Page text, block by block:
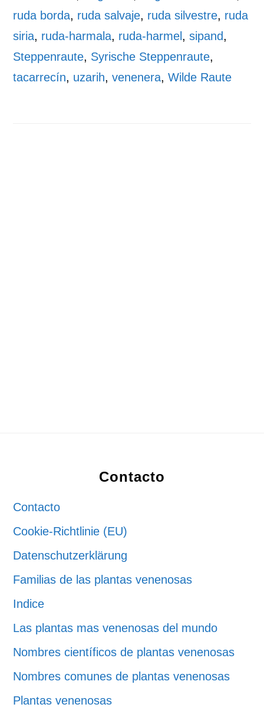
ruda borda, ruda salvaje, ruda silvestre, ruda
siria, ruda-harmala, ruda-harmel ,sipand,
Steppenraute, Syrische Steppenraute,
tacarrecín, uzarih,venenera,Wilde Raute
Contacto
Contacto
Cookie-Richtlinie (EU)
Datenschutzerklärung
Familias de las plantas venenosas
Indice
Las plantas mas venenosas del mundo
Nombres científicos de plantas venenosas
Nombres comunes de plantas venenosas
Plantas venenosas